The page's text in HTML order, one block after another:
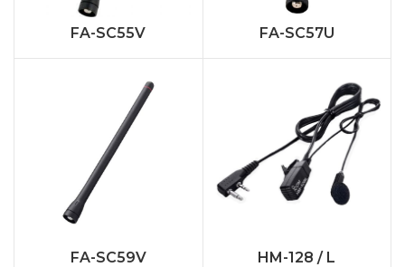
FA-SC55V FA-SC57U
FA-SC59V HM-128 / L